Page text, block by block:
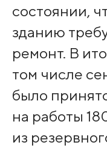
состоянии,
зданию
ремонт. В
том числе
было
на работы
из